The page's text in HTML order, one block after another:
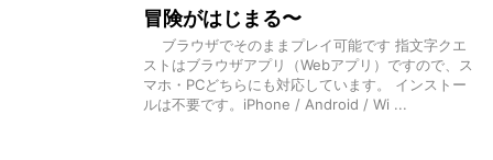
冒険がはじまる〜
ブラウザでそのままプレイ可能です 指文字クエ
ストはブラウザアプリ（Webアプリ）ですので、ス
マホ・PCどちらにも対応しています。 インストー
ルは不要です。iPhone / Android / Wi ...